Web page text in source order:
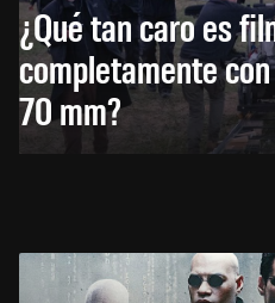
¿Qué tan caro es
completamente
70 mm?